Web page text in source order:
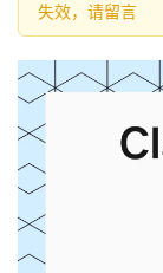
失效，请留言